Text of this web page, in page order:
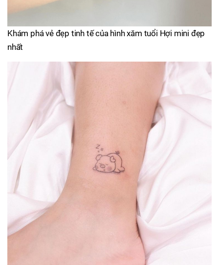
Khám phá vẻ đẹp tinh tế của hình xăm tuổi Hợi mini đẹp
nhất